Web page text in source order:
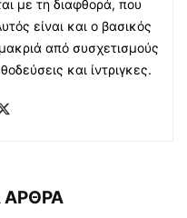
με τη διαφθορά, που
είναι και ο βασικός
από συσχετισμούς
και ίντριγκες.